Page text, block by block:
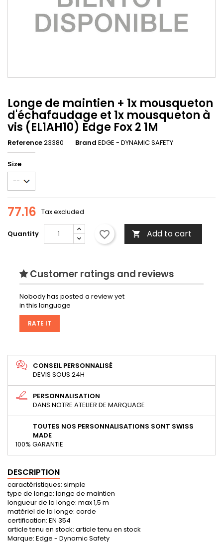
Longe de maintien + 1x mousqueton
d'échafaudage et 1x mousqueton à
vis (EL1AH10) Edge Fox 2 1M
Reference23380 Brand EDGE - DYNAMIC SAFETY
Size
77.16 Tax excluded
Quantity favorite_border  Add to cart
Customer ratings and reviews
Nobody has posted a review yet
in this language
RATE IT
CONSEIL PERSONNALISÉ
DEVIS SOUS 24H
PERSONNALISATION
DANS NOTRE ATELIER DE MARQUAGE
TOUTES NOS PERSONNALISATIONS SONT SWISS
MADE
100% GARANTIE
DESCRIPTION
caractéristiques: simple
type de longe: longe de maintien
longueur de la longe: max 1,5 m
matériel de la longe: corde
certification: EN 354
article tenu en stock: article tenu en stock
Marque: Edge - Dynamic Safety